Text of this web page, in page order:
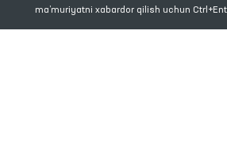
ma’muriyatni xabardor qilish uchun